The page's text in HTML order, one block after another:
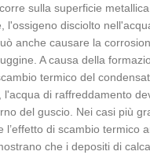
sulla superficie
l'ossigeno disciolto
anche causare la
A causa della
termico del
l'acqua di raffreddamento
del guscio. Nei casi più
l’effetto di scambio termico
che i depositi di